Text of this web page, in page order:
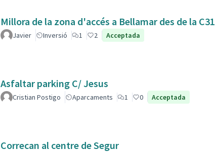
Millora de la zona d'accés a Bellamar des de la C31
Javier Inversió 1 2 Acceptada
Asfaltar parking C/ Jesus
Cristian Postigo Aparcaments 1 0 Acceptada
Correcan al centre de Segur